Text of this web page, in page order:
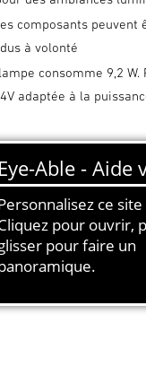
composants
à volonté
consomme 9,2
adaptée à la
ligne